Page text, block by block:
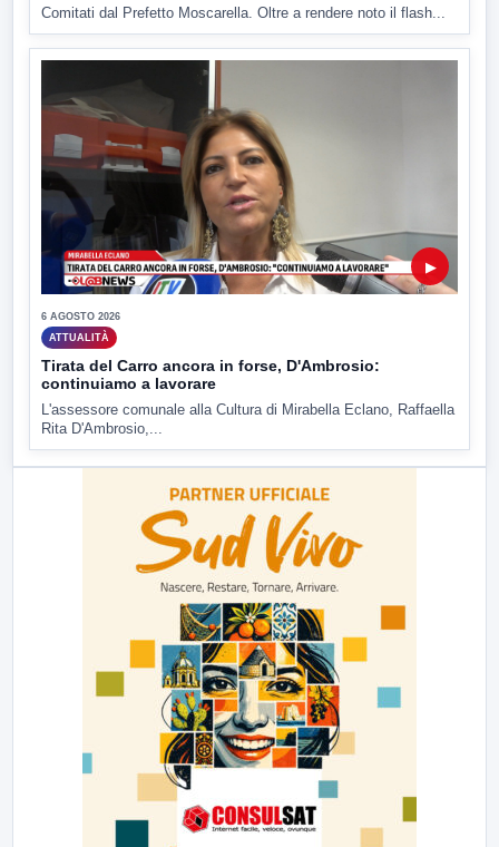
Comitati dal Prefetto Moscarella. Oltre a rendere noto il flash...
▶
6 AGOSTO 2026
ATTUALITÀ
Tirata del Carro ancora in forse, D'Ambrosio:
continuiamo a lavorare
L'assessore comunale alla Cultura di Mirabella Eclano, Raffaella
Rita D'Ambrosio,...